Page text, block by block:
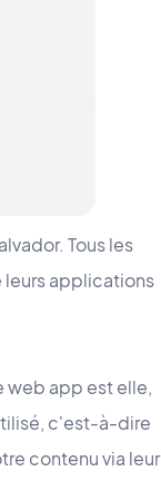
Tous les
leurs applications
web app est elle,
c'est-à-dire
contenu via leur